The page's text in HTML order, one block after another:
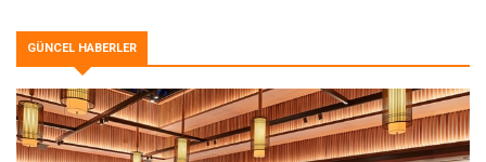
GÜNCEL HABERLER